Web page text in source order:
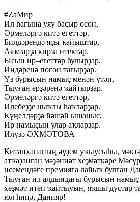
#ZaMир
Ил һағына уяу баҫыр өсөн,
Әрмеләргә китә егеттәр.
Билдәрендә яҫы ҡайыштар,
Аяҡтарҙа кирза итектәр.
Ысын ир–егеттәр булырҙар,
Иңдәренә погон тағырҙар.
Үҙ бурысын намыҫ менән үтәп,
Тыуған ерҙәренә ҡайтырҙар.
Әрмеләргә китә егеттәр,
Илебеҙҙе ныҡлы һаҡларҙар.
Күңелдәрҙә йәшәй ышаныс,
Ир намыҫын улар аҡларҙар.
Илүзә ӘХМӘТОВА
Китапхананың әүҙем уҡыусыһы,
атҡаҙанған мәҙәниәт хеҙмәткәре
исемендәге премияға лайыҡ булған
Тыуған ил алдындағы бурысын
хеҙмәт итеп ҡайтыуын, яҡшы дуҫтар
юл һиңә, Данияр!